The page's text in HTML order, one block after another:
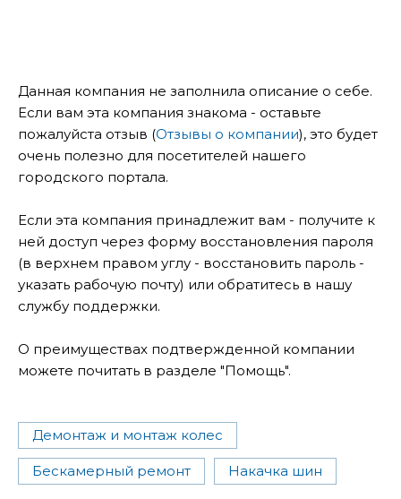
Данная компания не заполнила описание о себе.
Если вам эта компания знакома - оставьте
пожалуйста отзыв (Отзывы о компании), это будет
очень полезно для посетителей нашего
городского портала.
Если эта компания принадлежит вам - получите к
ней доступ через форму восстановления пароля
(в верхнем правом углу - восстановить пароль -
указать рабочую почту) или обратитесь в нашу
службу поддержки.
О преимуществах подтвержденной компании
можете почитать в разделе "Помощь".
Демонтаж и монтаж колес
Бескамерный ремонт Накачка шин